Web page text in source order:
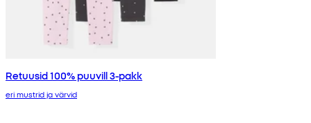
Retuusid 100% puuvill 3-pakk
eri mustrid ja värvid